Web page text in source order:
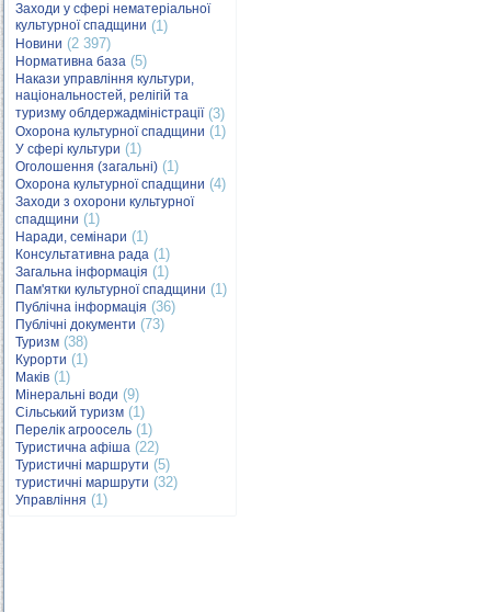
Заходи у сфері нематеріальної
культурної спадщини (1)
Новини (2 397)
Нормативна база (5)
Накази управління культури,
національностей, релігій та
туризму облдержадміністрації(3)
Охорона культурної спадщини (1)
У сфері культури (1)
Оголошення (загальні) (1)
Охорона культурної спадщини (4)
Заходи з охорони культурної
спадщини (1)
Наради, семінари (1)
Консультативна рада (1)
Загальна інформація (1)
Пам'ятки культурної спадщини (1)
Публічна інформація (36)
Публічні документи (73)
Туризм (38)
Курорти (1)
Маків (1)
Мінеральні води (9)
Сільський туризм (1)
Перелік агроосель (1)
Туристична афіша (22)
Туристичні маршрути (5)
туристичні маршрути (32)
Управління (1)